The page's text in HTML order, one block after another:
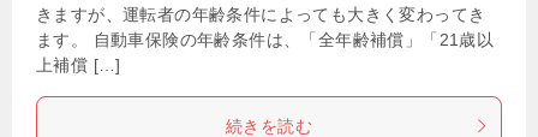
きますが、運転者の年齢条件によっても大きく変わってき
ます。 自動車保険の年齢条件は、「全年齢補償」「21歳以
上補償 […]
続きを読む